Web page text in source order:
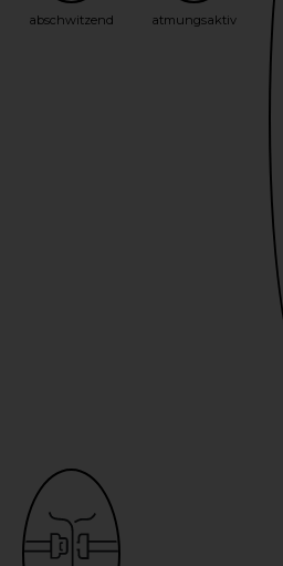
abschwitzend atmungsaktiv